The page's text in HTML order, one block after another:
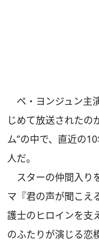
ペ・ヨンジュン主
じめて放送されたの
ム”の中で、直近の
人だ。
スターの仲間入り
マ『君の声が聞こえ
護士のヒロインを支
のふたりが演じる恋